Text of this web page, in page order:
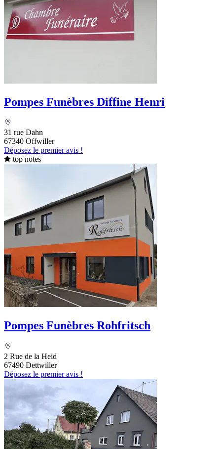
Pompes Funèbres Diffine Henri
31 rue Dahn
67340 Offwiller
Déposez le premier avis !
top notes
Pompes Funèbres Rohfritsch
2 Rue de la Heid
67490 Dettwiller
Déposez le premier avis !